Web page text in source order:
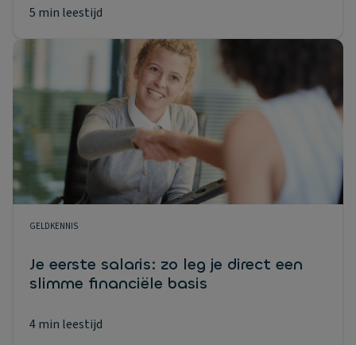
5 min leestijd
GELDKENNIS
Je eerste salaris: zo leg je direct een
slimme financiële basis
4 min leestijd